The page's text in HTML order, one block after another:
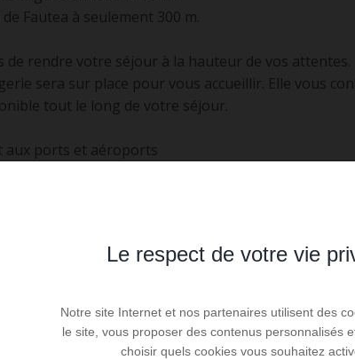
Fautea à seulement 300 m.
de rendre votre séjour à la hauteur de vos attentes.
sera sur place pour vous accueillir. Elle vous
tout le long de votre séjour.
aux ports et aéroports
de Porto- Vecchio
Bastia
de Bastia
d'Ajaccio
par virement ou CB.
Le respect de votre vie
Notre site Internet et nos partenaires utilisent des
le site, vous proposer des contenus personnalisés
choisir quels cookies vous souhaitez